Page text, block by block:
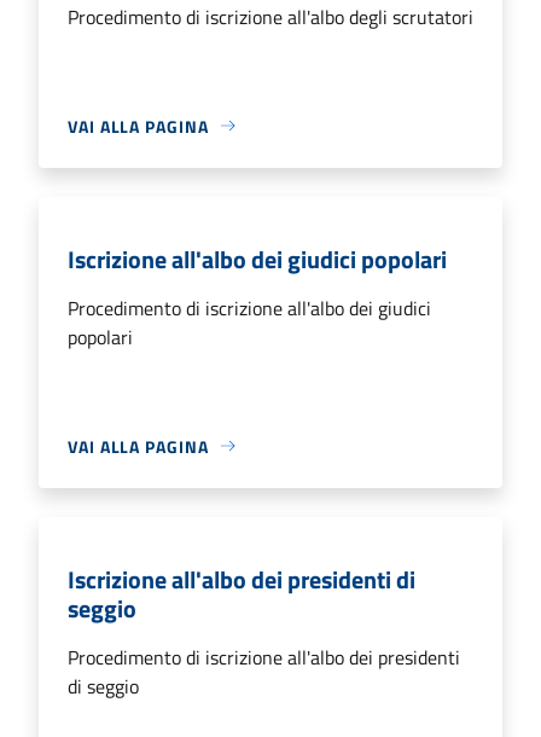
Procedimento di iscrizione all'albo degli scrutatori
VAI ALLA PAGINA
Iscrizione all'albo dei giudici popolari
Procedimento di iscrizione all'albo dei giudici
popolari
VAI ALLA PAGINA
Iscrizione all'albo dei presidenti di
seggio
Procedimento di iscrizione all'albo dei presidenti
di seggio